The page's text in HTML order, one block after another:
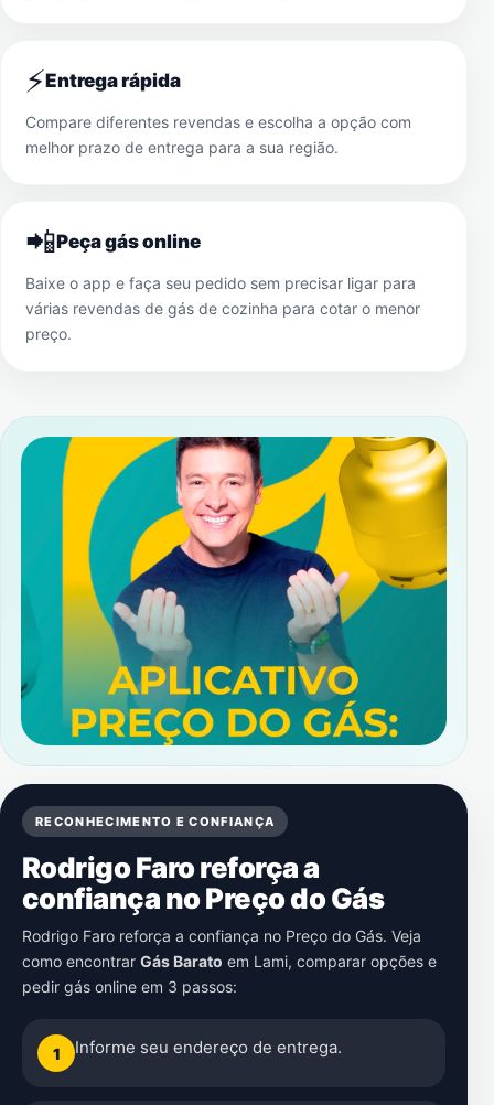
⚡Entrega rápida
Compare diferentes revendas e escolha a opção com
melhor prazo de entrega para a sua região.
📲Peça gás online
Baixe o app e faça seu pedido sem precisar ligar para
várias revendas de gás de cozinha para cotar o menor
preço.
RECONHECIMENTO E CONFIANÇA
Rodrigo Faro reforça a
confiança no Preço do Gás
Rodrigo Faro reforça a confiança no Preço do Gás. Veja
como encontrar Gás Barato em Lami, comparar opções e
pedir gás online em 3 passos:
1 Informe seu endereço de entrega.